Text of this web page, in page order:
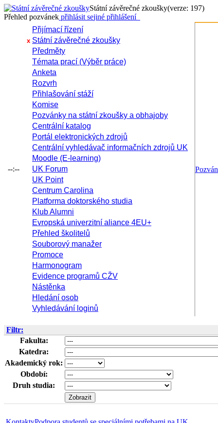
Státní závěrečné zkoušky(verze: 197)
Přehled pozvánek přihlásit sejiné přihlášení
--:--
Přijímací řízení
x Státní závěrečné zkoušky
Předměty
Témata prací (Výběr práce)
Anketa
Rozvrh
Přihlašování stáží
Komise
Pozvánky na státní zkoušky a obhajoby
Centrální katalog
Portál elektronických zdrojů
Centrální vyhledávač informačních zdrojů UK
Moodle (E-learning)
UK Forum
UK Point
Centrum Carolina
Platforma doktorského studia
Klub Alumni
Evropská univerzitní aliance 4EU+
Přehled školitelů
Souborový manažer
Promoce
Harmonogram
Evidence programů CŽV
Nástěnka
Hledání osob
Vyhledávání loginů
Filtr:
Fakulta:
Katedra:
Akademický rok:
Období:
Druh studia: